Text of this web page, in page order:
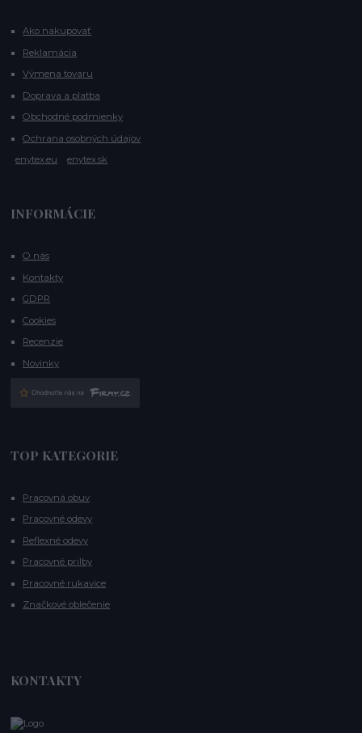
Ako nakupovať
Reklamácia
Výmena tovaru
Doprava a platba
Obchodné podmienky
Ochrana osobných údajov
enytex.eu
enytex.sk
INFORMÁCIE
O nás
Kontakty
GDPR
Cookies
Recenzie
Novinky
TOP KATEGORIE
Pracovná obuv
Pracovné odevy
Reflexné odevy
Pracovné prilby
Pracovné rukavice
Značkové oblečenie
KONTAKTY